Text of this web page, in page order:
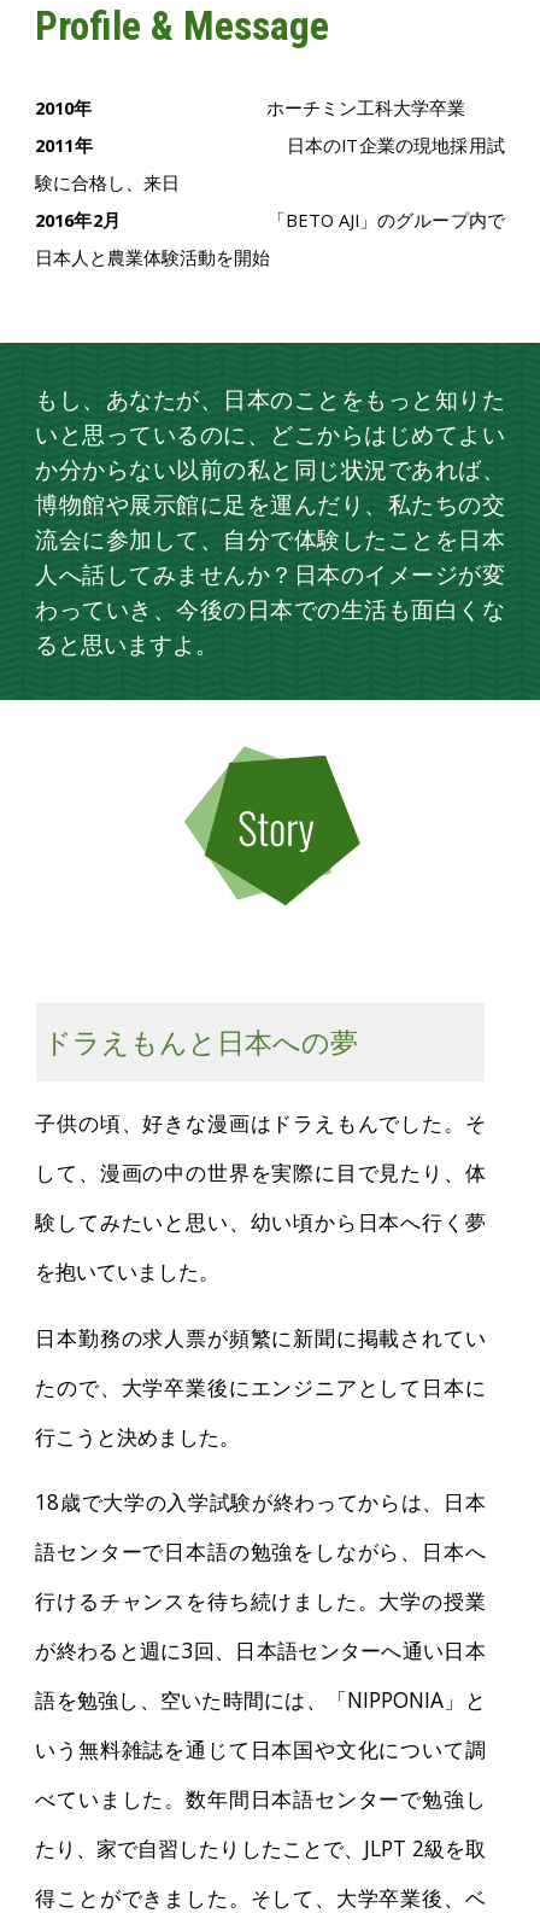
Profile & Message
2010年
ホーチミン工科大学卒業
2011年
日本のIT企業の現地採用試
験に合格し、来日
2016年2月
「BETO AJI」のグループ内で
日本人と農業体験活動を開始
もし、あなたが、日本のことをもっと知りた
いと思っているのに、どこからはじめてよい
か分からない以前の私と同じ状況であれば、
博物館や展示館に足を運んだり、私たちの交
流会に参加して、自分で体験したことを日本
人へ話してみませんか？日本のイメージが変
わっていき、今後の日本での生活も面白くな
ると思いますよ。
ドラえもんと日本への夢
子供の頃、好きな漫画はドラえもんでした。そ
して、漫画の中の世界を実際に目で見たり、体
験してみたいと思い、幼い頃から日本へ行く夢
を抱いていました。
日本勤務の求人票が頻繁に新聞に掲載されてい
たので、大学卒業後にエンジニアとして日本に
行こうと決めました。
18歳で大学の入学試験が終わってからは、日本
語センターで日本語の勉強をしながら、日本へ
行けるチャンスを待ち続けました。大学の授業
が終わると週に3回、日本語センターへ通い日本
語を勉強し、空いた時間には、「NIPPONIA」と
いう無料雑誌を通じて日本国や文化について調
べていました。数年間日本語センターで勉強し
たり、家で自習したりしたことで、JLPT 2級を取
得ことができました。そして、大学卒業後、ベ